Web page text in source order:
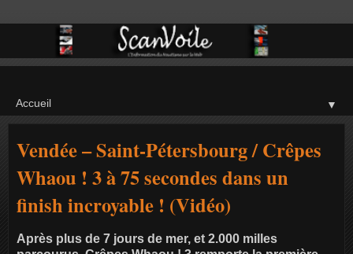
▼
Vendée – Saint-Pétersbourg / Crêpes
Whaou ! 3 à 75 secondes dans un
finish incroyable ! (Vidéo)
Après plus de 7 jours de mer, et 2.000 milles